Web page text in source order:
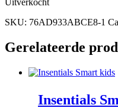
SKU: 76AD933ABCE8-1
Gerelateerde
Insentials